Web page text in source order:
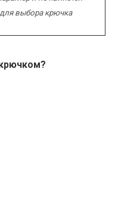
для выбора крючка
рючком?